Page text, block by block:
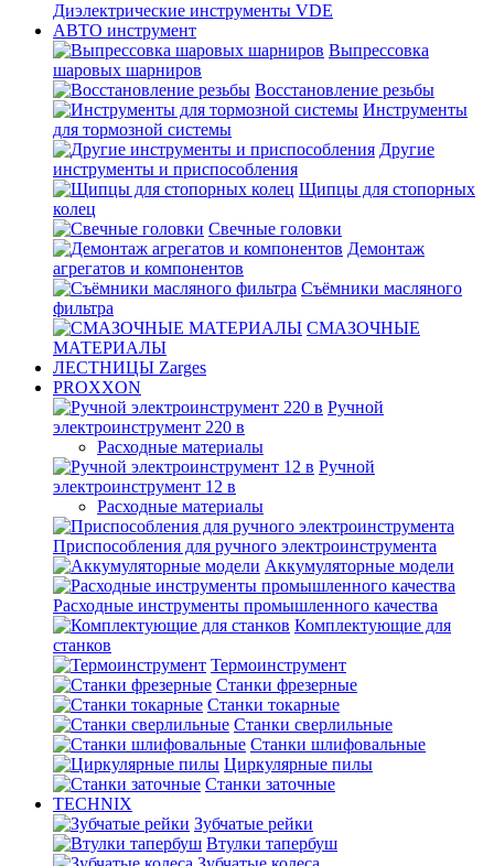
Диэлектрические инструменты VDE
АВТО инструмент
Выпрессовка
шаровых шарниров
Восстановление резьбы
Инструменты
для тормозной системы
Другие
инструменты и приспособления
Щипцы для стопорных
колец
Свечные головки
Демонтаж
агрегатов и компонентов
Съёмники масляного
фильтра
СМАЗОЧНЫЕ
МАТЕРИАЛЫ
ЛЕСТНИЦЫ Zarges
PROXXON
Ручной
электроинструмент 220 в
Расходные материалы
Ручной
электроинструмент 12 в
Расходные материалы
Приспособления для ручного электроинструмента
Аккумуляторные модели
Расходные инструменты промышленного качества
Комплектующие для
станков
Термоинструмент
Станки фрезерные
Станки токарные
Станки сверлильные
Станки шлифовальные
Циркулярные пилы
Станки заточные
TECHNIX
Зубчатые рейки
Втулки тапербуш